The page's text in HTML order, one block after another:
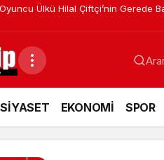
Görev Yapan Banka Müdürü
SİYASET EKONOMİ SPOR